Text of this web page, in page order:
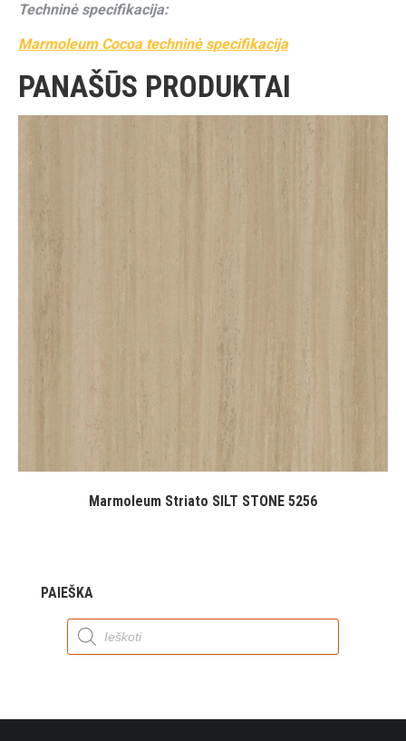
Techninė specifikacija:
Marmoleum Cocoa techninė specifikacija
PANAŠŪS PRODUKTAI
Marmoleum Striato SILT STONE 5256
PAIEŠKA
Products
search